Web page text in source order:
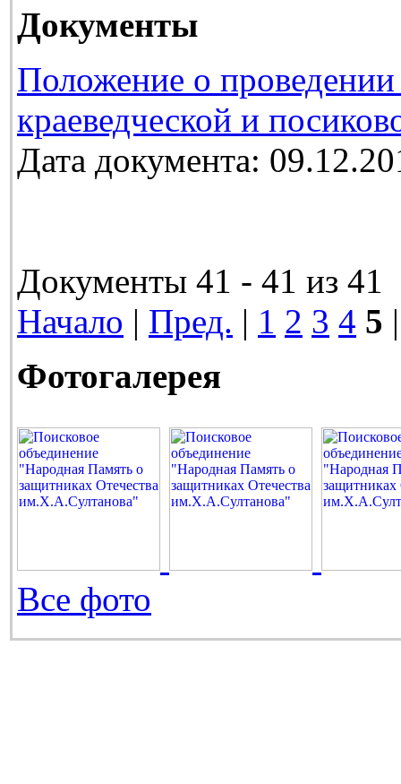
Документы
Положение о проведении
краеведческой и
Дата документа:
Документы 41 - 41 из 41
Начало | Пред. | 1 2 3 4 5
Фотогалерея
Все фото